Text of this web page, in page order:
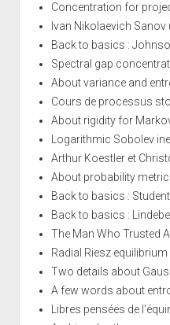
Concentration for
Ivan Nikolaevich Sanov
Back to basics :
Spectral gap
About variance and
Cours de processus
About rigidity for
Logarithmic Sobolev
Arthur Koestler et
About probability
Back to basics :
Back to basics :
The Man Who Trusted
Radial Riesz
Two details about
A few words about
Libres pensées de